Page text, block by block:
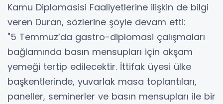
Kamu Diplomasisi Faaliyetlerine ilişkin de bilgi
veren Duran, sözlerine şöyle devam etti:
"5 Temmuz’da gastro-diplomasi çalışmaları
bağlamında basın mensupları için akşam
yemeği tertip edilecektir. İttifak üyesi ülke
başkentlerinde, yuvarlak masa toplantıları,
paneller, seminerler ve basın mensupları ile bir